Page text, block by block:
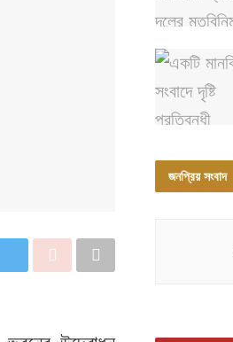
জনপ্রিয় সংবাদ